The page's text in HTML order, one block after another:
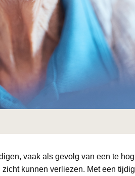
vaak als gevolg van een te
kunnen verliezen. Met een